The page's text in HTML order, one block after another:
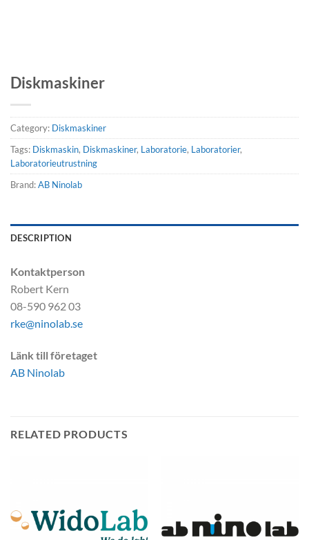
Diskmaskiner
Category: Diskmaskiner
Tags: Diskmaskin, Diskmaskiner, Laboratorie, Laboratorier,
Laboratorieutrustning
Brand:AB Ninolab
DESCRIPTION
Kontaktperson
Robert Kern
08-590 962 03
rke@ninolab.se
Länk till företaget
AB Ninolab
RELATED PRODUCTS